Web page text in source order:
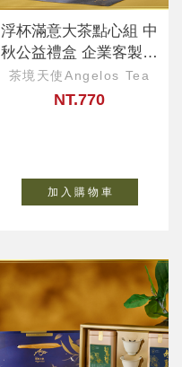
浮杯滿意大茶點心組 中
秋公益禮盒 企業客製、
ESG永續好禮
茶境天使Angelos Tea
NT.770
加 入 購 物 車